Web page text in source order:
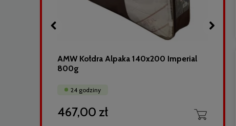
AMW Kołdra Alpaka 140x200 Imperial
800g
24 godziny
467,00 zł